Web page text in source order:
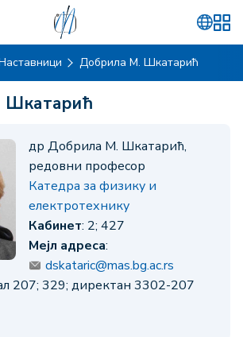
Наставници Добрила М. Шкатарић
Шкатарић
др Добрила М. Шкатарић,
редовни професор
Катедра за физику и
електротехнику
Кабинет: 2; 427
Мејл адреса:
dskataric@mas.bg.ac.rs
207; 329; директан 3302-207